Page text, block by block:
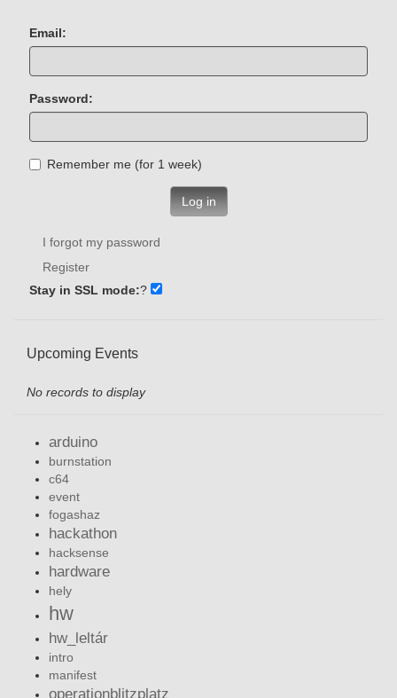
Email:
Password:
Remember me (for 1 week)
Log in
I forgot my password
Register
Stay in SSL mode:?
Upcoming Events
No records to display
arduino
burnstation
c64
event
fogashaz
hackathon
hacksense
hardware
hely
hw
hw_leltár
intro
manifest
operationblitzplatz